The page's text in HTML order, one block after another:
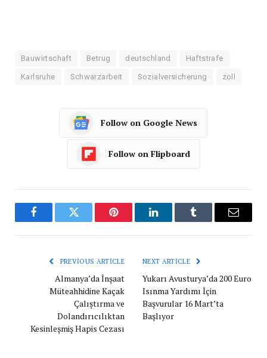
Bauwirtschaft Betrug deutschland Haftstrafe
Karlsruhe Schwarzarbeit Sozialversicherung zoll
Follow on Google News
Follow on Flipboard
FacebookTwitter Pinterest LinkedInTumblr Email
PREVIOUS ARTICLE
Almanya’da İnşaat
Müteahhidine Kaçak
Çalıştırma ve
Dolandırıcılıktan
Kesinleşmiş Hapis Cezası
NEXT ARTICLE
Yukarı Avusturya’da 200 Euro
Isınma Yardımı İçin
Başvurular 16 Mart’ta
Başlıyor